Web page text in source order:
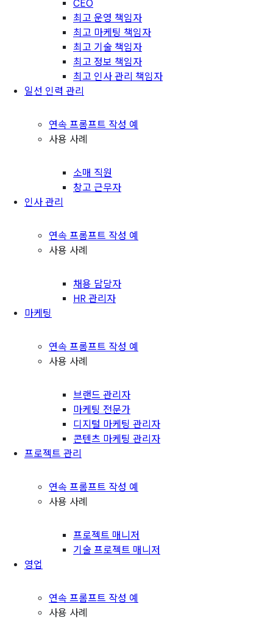
CEO
최고 운영 책임자
최고 마케팅 책임자
최고 기술 책임자
최고 정보 책임자
최고 인사 관리 책임자
일선 인력 관리
연속 프롬프트 작성 예
사용 사례
소매 직원
창고 근무자
인사 관리
연속 프롬프트 작성 예
사용 사례
채용 담당자
HR 관리자
마케팅
연속 프롬프트 작성 예
사용 사례
브랜드 관리자
마케팅 전문가
디지털 마케팅 관리자
콘텐츠 마케팅 관리자
프로젝트 관리
연속 프롬프트 작성 예
사용 사례
프로젝트 매니저
기술 프로젝트 매니저
영업
연속 프롬프트 작성 예
사용 사례